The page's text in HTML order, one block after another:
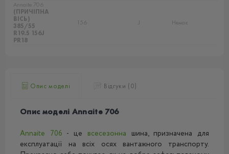
Annaite 706
(ПРИЧІПНА
ВІСЬ)
385/55
R19.5 156J
PR18
156 J Немає
Опис моделі Відгуки (0)
Опис моделі Annaite 706
Annaite 706 - це всесезонна шина, призначена для
експлуатації на всіх осях вантажного транспорту.